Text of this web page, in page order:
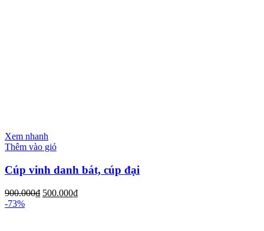
Xem nhanh
Thêm vào giỏ
Cúp vinh danh bát, cúp đại
900.000₫ 500.000₫
-73%